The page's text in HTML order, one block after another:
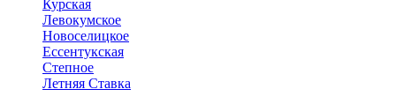
Курская
Левокумское
Новоселицкое
Ессентукская
Степное
Летняя Ставка